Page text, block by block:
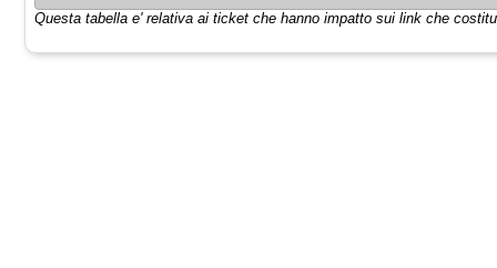
Questa tabella e' relativa ai ticket che hanno impatto sui link che